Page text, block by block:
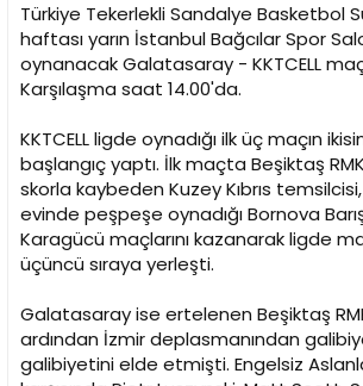
a
t
a
n
a
r
i
h
Türkiye Tekerlekli Sandalye Basketbol
haftası yarın İstanbul Bağcılar Spor
oynanacak Galatasaray - KKTCELL
Karşılaşma saat 14.00'da.
KKTCELL ligde oynadığı ilk üç maçın
başlangıç yaptı. İlk maçta Beşiktaş
skorla kaybeden Kuzey Kıbrıs
evinde peşpeşe oynadığı Bornova
Karagücü maçlarını kazanarak ligde
üçüncü sıraya yerleşti.
Galatasaray ise ertelenen Beşiktaş
ardından İzmir deplasmanından
galibiyetini elde etmişti. Engelsiz